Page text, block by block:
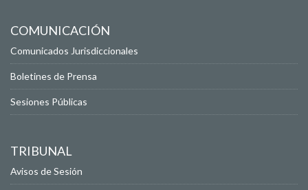
COMUNICACIÓN
Comunicados Jurisdiccionales
Boletines de Prensa
Sesiones Públicas
TRIBUNAL
Avisos de Sesión